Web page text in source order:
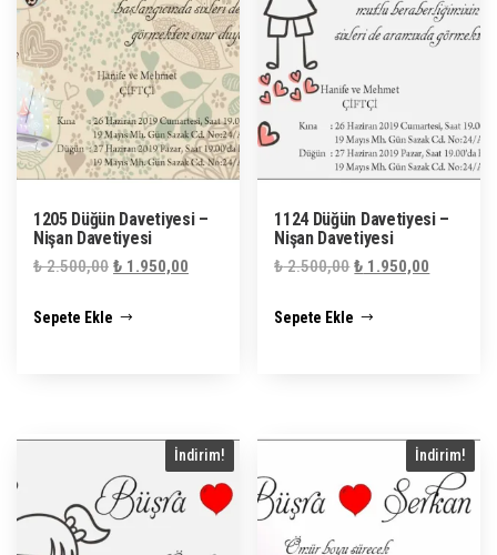
1205 Düğün Davetiyesi –
Nişan Davetiyesi
₺2.500,00 Orijinal
₺ 2.500,00.
₺ 1.950,00
Sepete Ekle
1124 Düğün Davetiyesi –
Nişan Davetiyesi
₺2.500,00 Orijinal
₺ 2.500,00.
₺ 1.950,00
Sepete Ekle
İndirim! İndirim!